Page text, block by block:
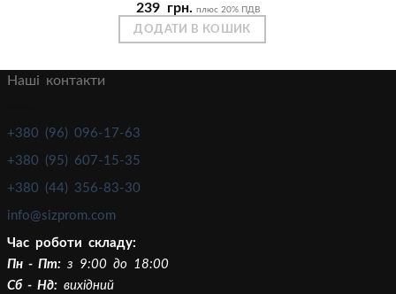
239 грн. плюс 20% ПДВ
ДОДАТИ В КОШИК
Наші контакти
+380 (96) 096-17-63
+380 (95) 607-15-35
+380 (44) 356-83-30
info@sizprom.com
Час роботи складу:
Пн - Пт: з 9:00 до 18:00
Сб - Нд: вихідний